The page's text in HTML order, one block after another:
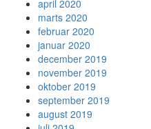
april 2020
marts 2020
februar 2020
januar 2020
december 2019
november 2019
oktober 2019
september 2019
august 2019